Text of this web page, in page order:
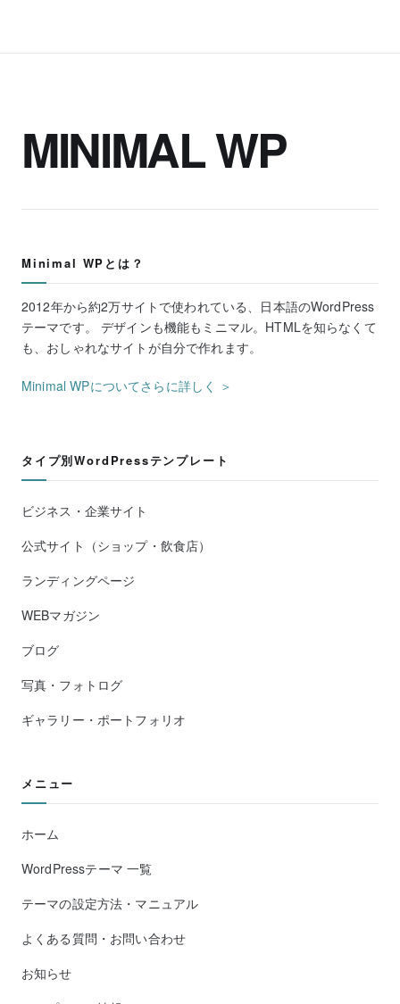
MINIMAL WP
Minimal WPとは？
2012年から約2万サイトで使われている、日本語のWordPress
テーマです。 デザインも機能もミニマル。HTMLを知らなくて
も、おしゃれなサイトが自分で作れます。
Minimal WPについてさらに詳しく ＞
タイプ別WordPressテンプレート
ビジネス・企業サイト
公式サイト（ショップ・飲食店）
ランディングページ
WEBマガジン
ブログ
写真・フォトログ
ギャラリー・ポートフォリオ
メニュー
ホーム
WordPressテーマ 一覧
テーマの設定方法・マニュアル
よくある質問・お問い合わせ
お知らせ